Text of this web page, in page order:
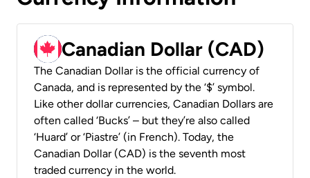
Canadian Dollar (CAD)
The Canadian Dollar is the official currency of
Canada, and is represented by the ‘$’ symbol.
Like other dollar currencies, Canadian Dollars are
often called ‘Bucks’ – but they’re also called
‘Huard’ or ‘Piastre’ (in French). Today, the
Canadian Dollar (CAD) is the seventh most
traded currency in the world.